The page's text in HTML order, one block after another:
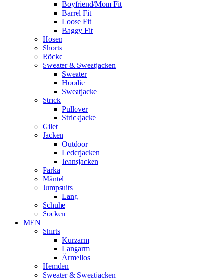
Boyfriend/Mom Fit
Barrel Fit
Loose Fit
Baggy Fit
Hosen
Shorts
Röcke
Sweater & Sweatjacken
Sweater
Hoodie
Sweatjacke
Strick
Pullover
Strickjacke
Gilet
Jacken
Outdoor
Lederjacken
Jeansjacken
Parka
Mäntel
Jumpsuits
Lang
Schuhe
Socken
MEN
Shirts
Kurzarm
Langarm
Ärmellos
Hemden
Sweater & Sweatjacken